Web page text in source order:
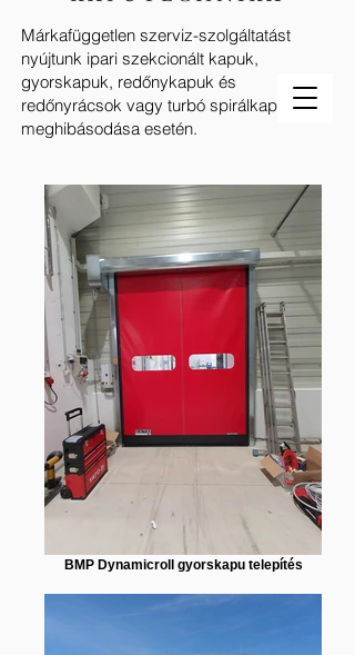
REFERENCIÁK
Márkafüggetlen szerviz-szolgáltatást
nyújtunk ipari szekcionált kapuk,
gyorskapuk, redőnykapuk és
redőnyrácsok vagy turbó spirálkapuk
meghibásodása esetén.
BMP Dynamicroll gyorskapu telepítés